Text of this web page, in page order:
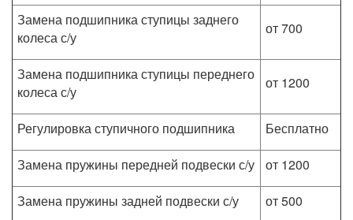
Замена подшипника ступицы заднего
колеса с/у
от 700
Замена подшипника ступицы переднего
колеса с/у
от 1200
Регулировка ступичного подшипника
Бесплатно
Замена пружины передней подвески с/у
от 1200
Замена пружины задней подвески с/у
от 500